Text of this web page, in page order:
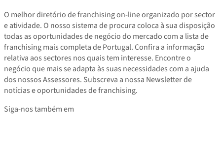
O melhor diretório de franchising on-line organizado por sector
e atividade. O nosso sistema de procura coloca à sua disposição
todas as oportunidades de negócio do mercado com a lista de
franchising mais completa de Portugal. Confira a informação
relativa aos sectores nos quais tem interesse. Encontre o
negócio que mais se adapta às suas necessidades com a ajuda
dos nossos Assessores. Subscreva a nossa Newsletter de
notícias e oportunidades de franchising.
Siga-nos também em